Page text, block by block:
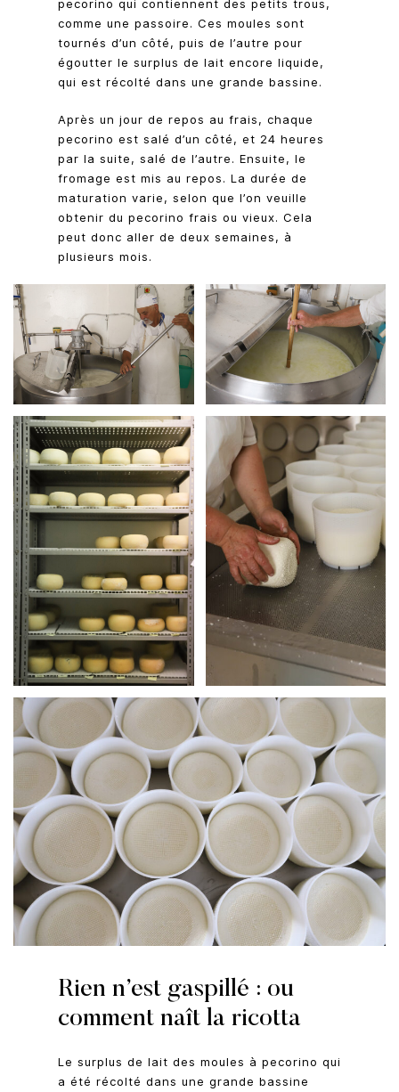
pecorino qui contiennent des petits trous,
comme une passoire. Ces moules sont
tournés d’un côté, puis de l’autre pour
égoutter le surplus de lait encore liquide,
qui est récolté dans une grande bassine.
Après un jour de repos au frais, chaque
pecorino est salé d’un côté, et 24 heures
par la suite, salé de l’autre. Ensuite, le
fromage est mis au repos. La durée de
maturation varie, selon que l’on veuille
obtenir du pecorino frais ou vieux. Cela
peut donc aller de deux semaines, à
plusieurs mois.
Rien n’est gaspillé : ou
comment naît la ricotta
Le surplus de lait des moules à pecorino qui
a été récolté dans une grande bassine